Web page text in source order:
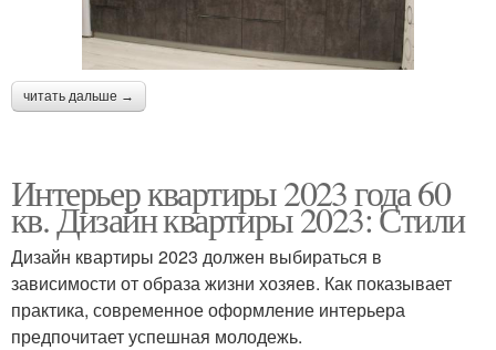
читать дальше →
Интерьер квартиры 2023 года 60
кв. Дизайн квартиры 2023: Стили
Дизайн квартиры 2023 должен выбираться в
зависимости от образа жизни хозяев. Как показывает
практика, современное оформление интерьера
предпочитает успешная молодежь.